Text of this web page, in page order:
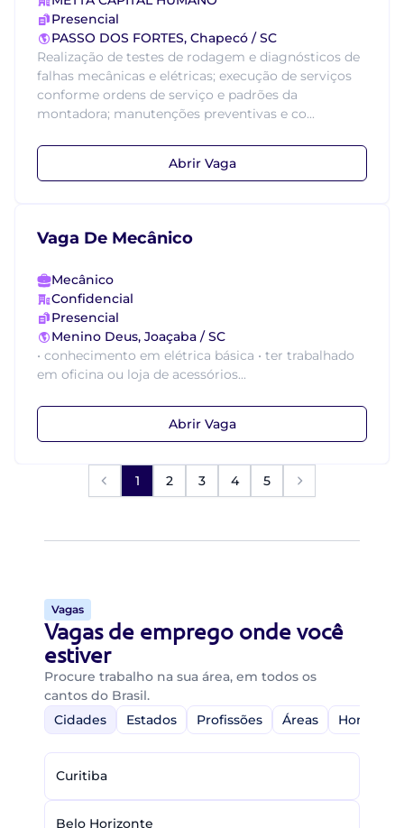
Presencial
PASSO DOS FORTES, Chapecó / SC
Realização de testes de rodagem e diagnósticos de
falhas mecânicas e elétricas; execução de serviços
conforme ordens de serviço e padrões da
montadora; manutenções preventivas e co...
Abrir Vaga
Vaga De Mecânico
Mecânico
Confidencial
Presencial
Menino Deus, Joaçaba / SC
• conhecimento em elétrica básica • ter trabalhado
em oficina ou loja de acessórios...
Abrir Vaga
1 2 3 4 5
Vagas
Vagas de emprego onde você
estiver
Procure trabalho na sua área, em todos os
cantos do Brasil.
Cidades
Estados Profissões Áreas Home-
Curitiba
Belo Horizonte